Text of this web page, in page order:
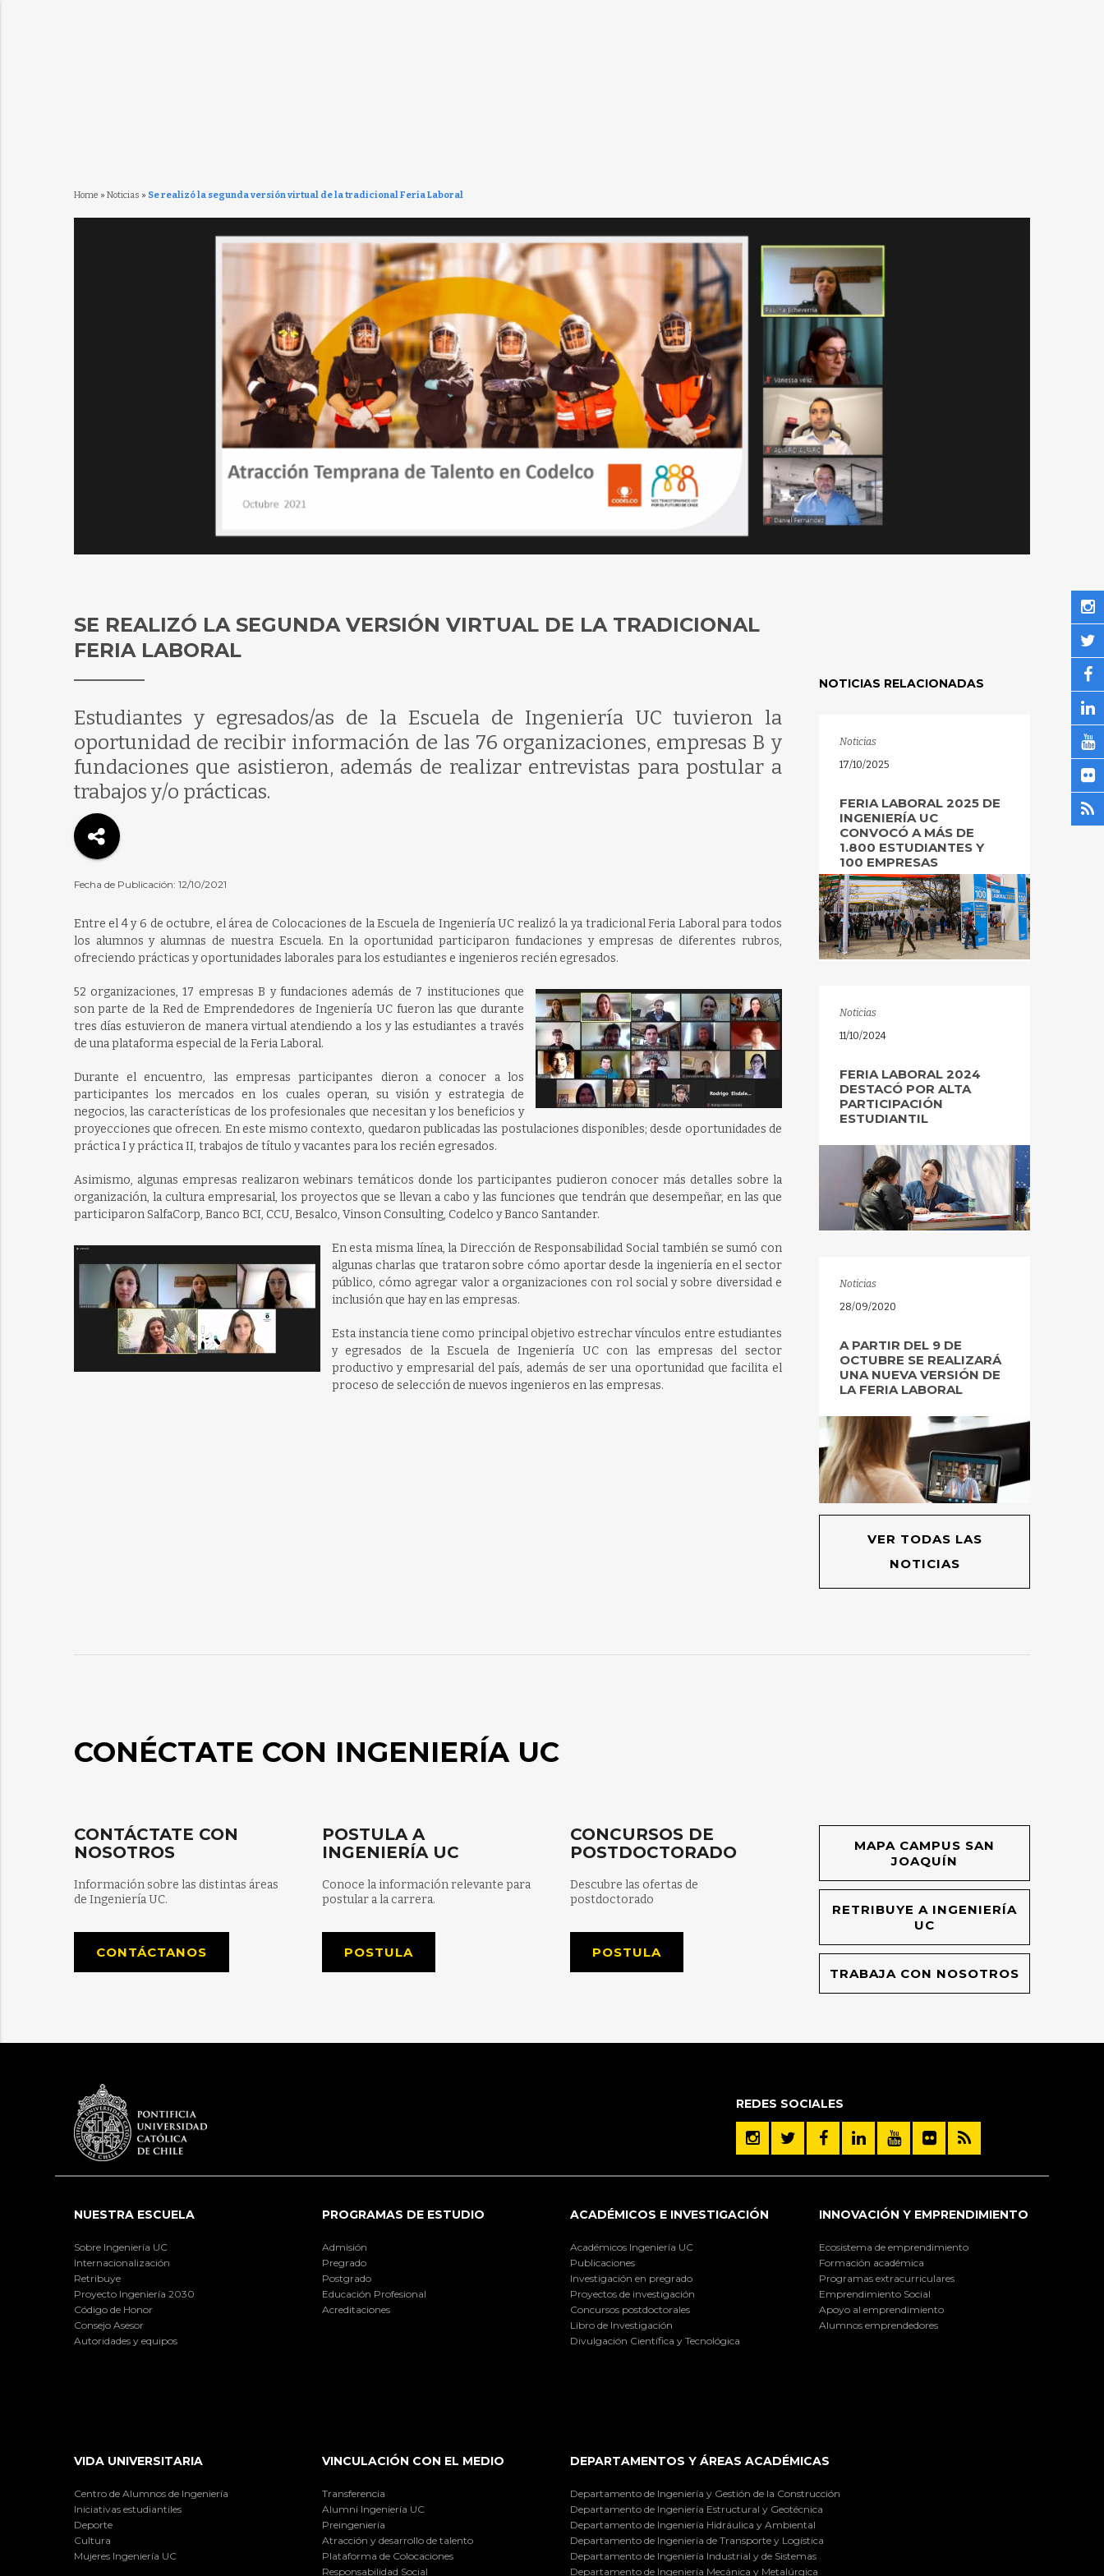
Home » Noticias » Se realizó la segunda versión virtual de la tradicional Feria Laboral
SE REALIZÓ LA SEGUNDA VERSIÓN VIRTUAL DE LA TRADICIONAL
FERIA LABORAL
Estudiantes y egresados/as de la Escuela de Ingeniería UC tuvieron la
oportunidad de recibir información de las 76 organizaciones, empresas B y
fundaciones que asistieron, además de realizar entrevistas para postular a
trabajos y/o prácticas.
Fecha de Publicación: 12/10/2021
Entre el 4 y 6 de octubre, el área de Colocaciones de la Escuela de Ingeniería UC realizó la ya tradicional Feria Laboral para todos
los alumnos y alumnas de nuestra Escuela. En la oportunidad participaron fundaciones y empresas de diferentes rubros,
ofreciendo prácticas y oportunidades laborales para los estudiantes e ingenieros recién egresados.
52 organizaciones, 17 empresas B y fundaciones además de 7 instituciones que
son parte de la Red de Emprendedores de Ingeniería UC fueron las que durante
tres días estuvieron de manera virtual atendiendo a los y las estudiantes a través
de una plataforma especial de la Feria Laboral.
Durante el encuentro, las empresas participantes dieron a conocer a los
participantes los mercados en los cuales operan, su visión y estrategia de
negocios, las características de los profesionales que necesitan y los beneficios y
proyecciones que ofrecen. En este mismo contexto, quedaron publicadas las postulaciones disponibles; desde oportunidades de
práctica I y práctica II, trabajos de título y vacantes para los recién egresados.
Asimismo, algunas empresas realizaron webinars temáticos donde los participantes pudieron conocer más detalles sobre la
organización, la cultura empresarial, los proyectos que se llevan a cabo y las funciones que tendrán que desempeñar, en las que
participaron SalfaCorp, Banco BCI, CCU, Besalco, Vinson Consulting, Codelco y Banco Santander.
En esta misma línea, la Dirección de Responsabilidad Social también se sumó con
algunas charlas que trataron sobre cómo aportar desde la ingeniería en el sector
público, cómo agregar valor a organizaciones con rol social y sobre diversidad e
inclusión que hay en las empresas.
Esta instancia tiene como principal objetivo estrechar vínculos entre estudiantes
y egresados de la Escuela de Ingeniería UC con las empresas del sector
productivo y empresarial del país, además de ser una oportunidad que facilita el
proceso de selección de nuevos ingenieros en las empresas.
NOTICIAS RELACIONADAS
Noticias
17/10/2025
FERIA LABORAL 2025 DE
INGENIERÍA UC
CONVOCÓ A MÁS DE
1.800 ESTUDIANTES Y
100 EMPRESAS
Noticias
11/10/2024
FERIA LABORAL 2024
DESTACÓ POR ALTA
PARTICIPACIÓN
ESTUDIANTIL
Noticias
28/09/2020
A PARTIR DEL 9 DE
OCTUBRE SE REALIZARÁ
UNA NUEVA VERSIÓN DE
LA FERIA LABORAL
VER TODAS LAS
NOTICIAS
CONÉCTATE CON INGENIERÍA UC
CONTÁCTATE CON
NOSOTROS
Información sobre las distintas áreas
de Ingeniería UC.
CONTÁCTANOS
POSTULA A
INGENIERÍA UC
Conoce la información relevante para
postular a la carrera.
POSTULA
CONCURSOS DE
POSTDOCTORADO
Descubre las ofertas de
postdoctorado
POSTULA
MAPA CAMPUS SAN
JOAQUÍN
RETRIBUYE A INGENIERÍA
UC
TRABAJA CON NOSOTROS
REDES SOCIALES
NUESTRA ESCUELA
Sobre Ingeniería UC
Internacionalización
Retribuye
Proyecto Ingeniería 2030
Código de Honor
Consejo Asesor
Autoridades y equipos
PROGRAMAS DE ESTUDIO
Admisión
Pregrado
Postgrado
Educación Profesional
Acreditaciones
ACADÉMICOS E INVESTIGACIÓN
Académicos Ingeniería UC
Publicaciones
Investigación en pregrado
Proyectos de investigación
Concursos postdoctorales
Libro de Investigación
Divulgación Científica y Tecnológica
INNOVACIÓN Y EMPRENDIMIENTO
Ecosistema de emprendimiento
Formación académica
Programas extracurriculares
Emprendimiento Social
Apoyo al emprendimiento
Alumnos emprendedores
VIDA UNIVERSITARIA
Centro de Alumnos de Ingeniería
Iniciativas estudiantiles
Deporte
Cultura
Mujeres Ingeniería UC
VINCULACIÓN CON EL MEDIO
Transferencia
Alumni Ingeniería UC
Preingeniería
Atracción y desarrollo de talento
Plataforma de Colocaciones
Responsabilidad Social
DEPARTAMENTOS Y ÁREAS ACADÉMICAS
Departamento de Ingeniería y Gestión de la Construcción
Departamento de Ingeniería Estructural y Geotécnica
Departamento de Ingeniería Hidráulica y Ambiental
Departamento de Ingeniería de Transporte y Logística
Departamento de Ingeniería Industrial y de Sistemas
Departamento de Ingeniería Mecánica y Metalúrgica